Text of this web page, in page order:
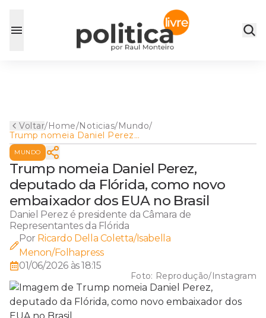
Voltar/Home/Noticias/Mundo/
Trump nomeia Daniel Perez,
deputado da Flórida, como
novo embaixador dos EUA no
Brasil
MUNDO
Trump nomeia Daniel Perez,
deputado da Flórida, como novo
embaixador dos EUA no Brasil
Daniel Perez é presidente da Câmara de
Representantes da Flórida
Por Ricardo Della Coletta/Isabella
Menon/Folhapress
01/06/2026 às 18:15
Foto: Reprodução/Instagram